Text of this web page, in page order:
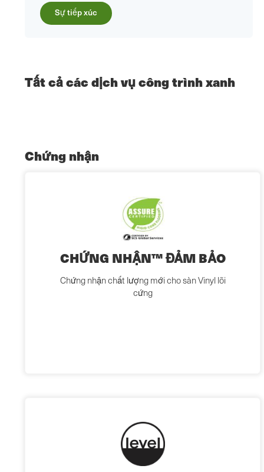
Sự tiếp xúc
Tất cả các dịch vụ công trình xanh
Chứng nhận
CHỨNG NHẬN™ ĐẢM BẢO
Chứng nhận chất lượng mới cho sàn Vinyl lõi
cứng